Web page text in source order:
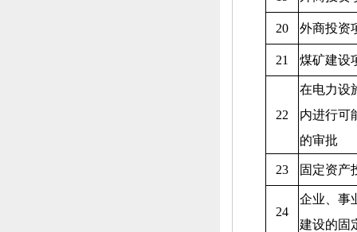
20 外商投资
21 煤矿建设
22
在电力设
内进行可
的审批
23 固定资产
24
企业、 事
建设的固